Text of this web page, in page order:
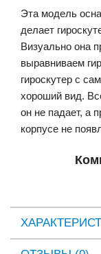
Эта модель
делает
Визуально она
выравниваем
гироскутер с
хороший вид.
он не падает, а
корпусе не